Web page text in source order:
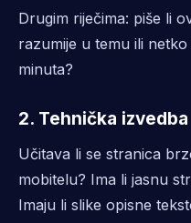
Drugim riječima: piše li
razumije u temu ili
minuta?
2. Tehnička izvedba
Učitava li se stranica
mobitelu? Ima li jasnu
Imaju li slike opisne